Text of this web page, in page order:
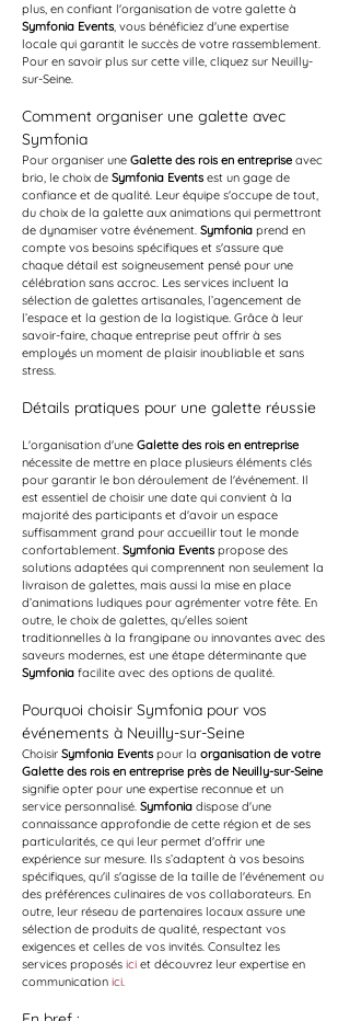
plus, en confiant l'organisation de votre galette à
Symfonia Events, vous bénéficiez d'une expertise
locale qui garantit le succès de votre rassemblement.
Pour en savoir plus sur cette ville, cliquez sur Neuilly-
sur-Seine.
Comment organiser une galette avec
Symfonia
Pour organiser une Galette des rois en entreprise avec
brio, le choix de Symfonia Events est un gage de
confiance et de qualité. Leur équipe s'occupe de tout,
du choix de la galette aux animations qui permettront
de dynamiser votre événement. Symfonia prend en
compte vos besoins spécifiques et s'assure que
chaque détail est soigneusement pensé pour une
célébration sans accroc. Les services incluent la
sélection de galettes artisanales, l’agencement de
l’espace et la gestion de la logistique. Grâce à leur
savoir-faire, chaque entreprise peut offrir à ses
employés un moment de plaisir inoubliable et sans
stress.
Détails pratiques pour une galette réussie
L'organisation d'une Galette des rois en entreprise
nécessite de mettre en place plusieurs éléments clés
pour garantir le bon déroulement de l'événement. Il
est essentiel de choisir une date qui convient à la
majorité des participants et d'avoir un espace
suffisamment grand pour accueillir tout le monde
confortablement. Symfonia Events propose des
solutions adaptées qui comprennent non seulement la
livraison de galettes, mais aussi la mise en place
d’animations ludiques pour agrémenter votre fête. En
outre, le choix de galettes, qu'elles soient
traditionnelles à la frangipane ou innovantes avec des
saveurs modernes, est une étape déterminante que
Symfonia facilite avec des options de qualité.
Pourquoi choisir Symfonia pour vos
événements à Neuilly-sur-Seine
Choisir Symfonia Events pour la organisation de votre
Galette des rois en entreprise près de Neuilly-sur-Seine
signifie opter pour une expertise reconnue et un
service personnalisé. Symfonia dispose d'une
connaissance approfondie de cette région et de ses
particularités, ce qui leur permet d'offrir une
expérience sur mesure. Ils s’adaptent à vos besoins
spécifiques, qu'il s'agisse de la taille de l'événement ou
des préférences culinaires de vos collaborateurs. En
outre, leur réseau de partenaires locaux assure une
sélection de produits de qualité, respectant vos
exigences et celles de vos invités. Consultez les
services proposés ici et découvrez leur expertise en
communication ici.